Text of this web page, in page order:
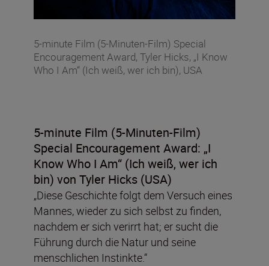
5-minute Film (5-Minuten-Film) Special
Encouragement Award, Tyler Hicks, „I Know
Who I Am“ (Ich weiß, wer ich bin), USA
5-minute Film (5-Minuten-Film)
Special Encouragement Award: „I
Know Who I Am“ (Ich weiß, wer ich
bin) von Tyler Hicks (USA)
„Diese Geschichte folgt dem Versuch eines
Mannes, wieder zu sich selbst zu finden,
nachdem er sich verirrt hat; er sucht die
Führung durch die Natur und seine
menschlichen Instinkte.“